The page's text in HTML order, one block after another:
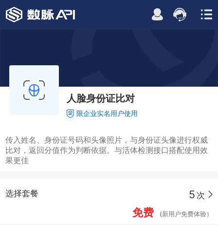
人脸身份证比对
限企业实名用户使用
传入姓名、身份证号码和头像照片，与身份证头像进行权威
比对，返回分值作为判断依据。与活体检测接口搭配使用效
果更佳
选择套餐 5 次
免费 (新用户免费体验）